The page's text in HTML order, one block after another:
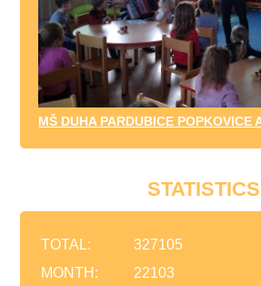
MŠ DUHA PARDUBICE POPKOVICE
STATISTICS
TOTAL:
327105
MONTH:
22103